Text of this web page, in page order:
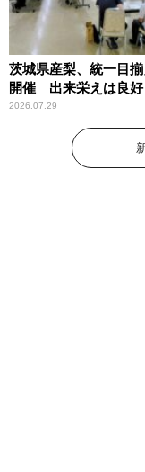
茨城県産梨、統一目
開催 出来栄えは良好
2026.07.29